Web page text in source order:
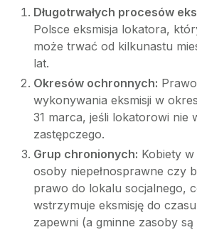
Długotrwałych procesów
Polsce eksmisja lokatora,
może trwać od kilkunastu
lat.
Okresów ochronnych:
wykonywania eksmisji w
31 marca, jeśli lokatorowi nie
zastępczego.
Grup chronionych: Kobiety w
osoby niepełnosprawne czy
prawo do lokalu socjalnego,
wstrzymuje eksmisję do
zapewni (a gminne zasoby